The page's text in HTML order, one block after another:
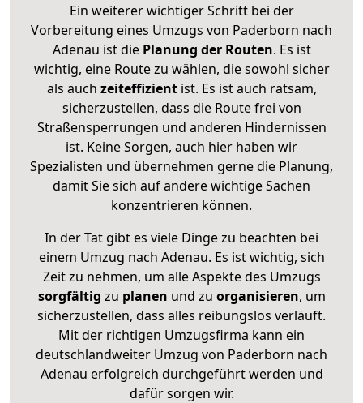
Ein weiterer wichtiger Schritt bei der
Vorbereitung eines Umzugs von Paderborn nach
Adenau ist diePlanung der Routen. Es ist
wichtig, eine Route zu wählen, die sowohl sicher
als auch zeiteffizientist. Es ist auch ratsam,
sicherzustellen, dass die Route frei von
Straßensperrungen und anderen Hindernissen
ist. Keine Sorgen, auch hier haben wir
Spezialisten und übernehmen gerne die Planung,
damit Sie sich auf andere wichtige Sachen
konzentrieren können.
In der Tat gibt es viele Dinge zu beachten bei
einem Umzug nach Adenau. Es ist wichtig, sich
Zeit zu nehmen, um alle Aspekte des Umzugs
sorgfältig zu planen und zu organisieren, um
sicherzustellen, dass alles reibungslos verläuft.
Mit der richtigen Umzugsfirma kann ein
deutschlandweiter Umzug von Paderborn nach
Adenau erfolgreich durchgeführt werden und
dafür sorgen wir.